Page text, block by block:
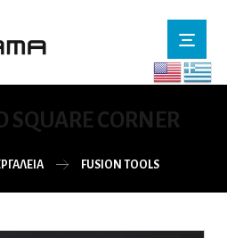
SQUARE CORNER
FUSION TOOLS